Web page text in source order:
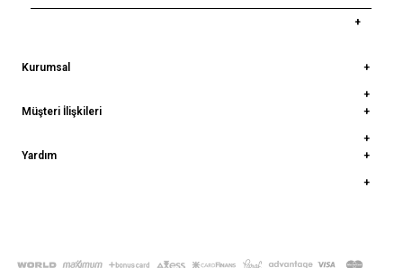
Kurumsal
Müşteri İlişkileri
Yardım